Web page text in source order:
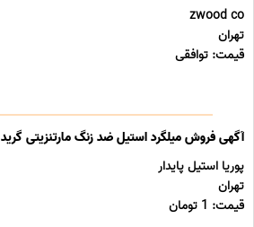
zwood co
تهران
قیمت: توافقی
آگهی فروش میلگرد استیل ضد زنگ مارتنزیتی گرید 1.4122 (X39CrMo17-1)
پوریا استیل پایدار
تهران
قیمت: 1 تومان